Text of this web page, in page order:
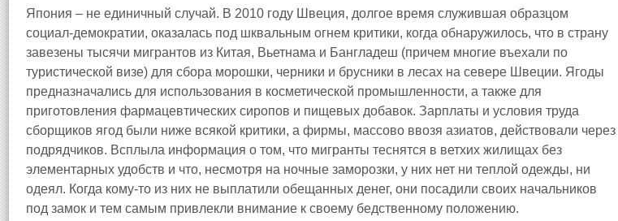
Япония – не единичный случай. В 2010 году Швеция, долгое время служившая образцом
социал‑демократии, оказалась под шквальным огнем критики, когда обнаружилось, что в страну
завезены тысячи мигрантов из Китая, Вьетнама и Бангладеш (причем многие въехали по
туристической визе) для сбора морошки, черники и брусники в лесах на севере Швеции. Ягоды
предназначались для использования в косметической промышленности, а также для
приготовления фармацевтических сиропов и пищевых добавок. Зарплаты и условия труда
сборщиков ягод были ниже всякой критики, а фирмы, массово ввозя азиатов, действовали через
подрядчиков. Всплыла информация о том, что мигранты теснятся в ветхих жилищах без
элементарных удобств и что, несмотря на ночные заморозки, у них нет ни теплой одежды, ни
одеял. Когда кому‑то из них не выплатили обещанных денег, они посадили своих начальников
под замок и тем самым привлекли внимание к своему бедственному положению.